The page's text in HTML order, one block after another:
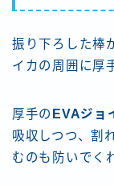
振り下ろした棒
イカの周囲に厚
厚手の EVAジョ
吸収しつつ、割
むのも防いでく